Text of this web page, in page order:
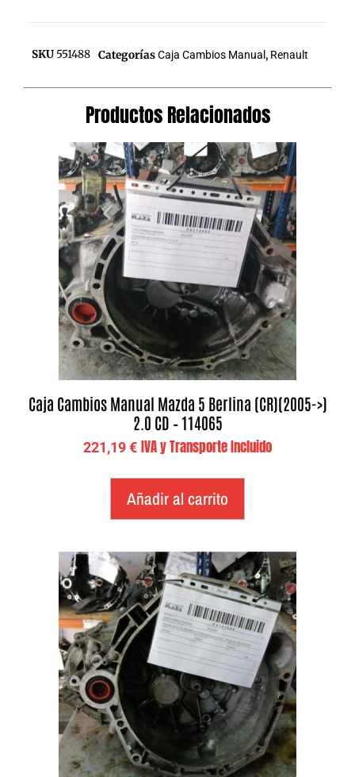
SKU 551488 CategoríasCaja Cambios Manual , Renault
Productos Relacionados
Caja Cambios Manual Mazda 5 Berlina (CR)(2005->)
2.0 CD – 114065
221,19€ IVA y Transporte Incluido
Añadir al carrito